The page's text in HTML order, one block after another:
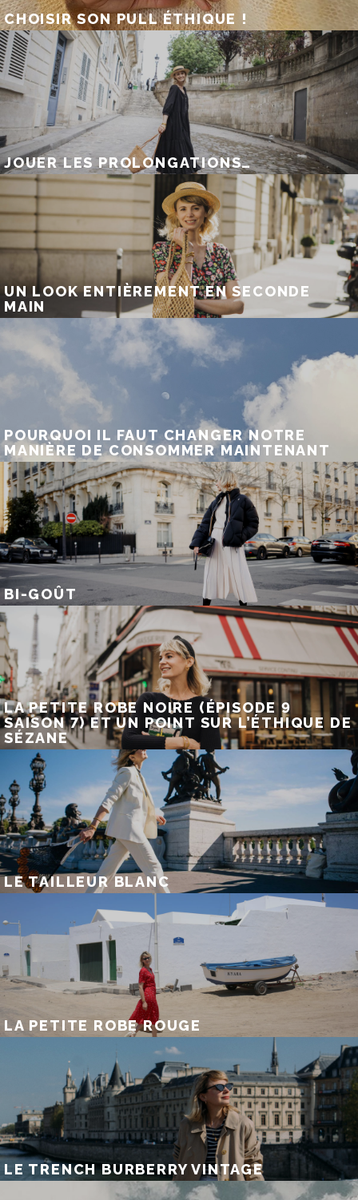
CHOISIR SON PULL ÉTHIQUE !
JOUER LES PROLONGATIONS…
UN LOOK ENTIÈREMENT EN SECONDE
MAIN
POURQUOI IL FAUT CHANGER NOTRE
MANIÈRE DE CONSOMMER MAINTENANT
BI-GOÛT
LA PETITE ROBE NOIRE (ÉPISODE 9
SAISON 7) ET UN POINT SUR L’ÉTHIQUE DE
SÉZANE
LE TAILLEUR BLANC
LA PETITE ROBE ROUGE
LE TRENCH BURBERRY VINTAGE